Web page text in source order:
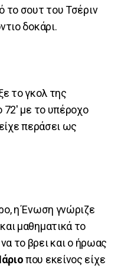
το σουτ του Τσέριν
δοκάρι.
το γκολ της
72' με το υπέροχο
περάσει ως
η Ένωση γνώριζε
μαθηματικά το
το βρει και ο ήρωας
που εκείνος είχε